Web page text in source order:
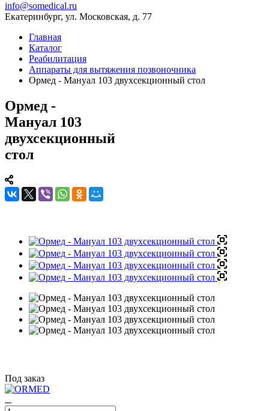
info@somedical.ru
Екатеринбург, ул. Московская, д. 77
Главная
Каталог
Реабилитация
Аппараты для вытяжения позвоночника
Ормед - Мануал 103 двухсекционный стол
Ормед -
Мануал 103
двухсекционный
стол
Под заказ